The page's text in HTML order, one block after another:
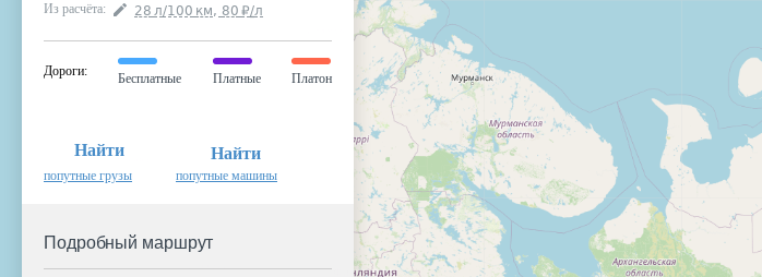
Из расчёта: 28 л/100 км, 80 ₽/л
Дороги:
Бесплатные Платные Платон
Найти
попутные грузы
Найти
попутные машины
Подробный маршрут